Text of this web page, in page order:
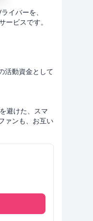
イバーを、
ービスです。
活動資金として
避けた、スマ
ァンも、お互い